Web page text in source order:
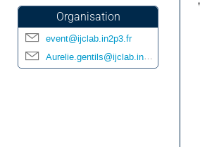
Organisation
event@ijclab.in2p3.fr
Aurelie.gentils@ijclab.in2p3.fr